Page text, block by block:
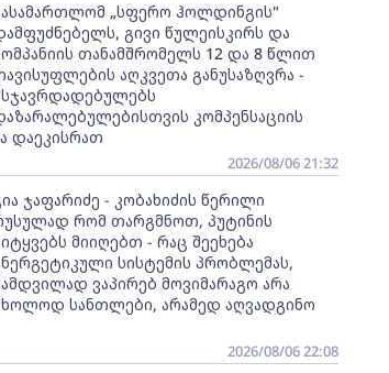
„სფერო ჰოლდინგის"
გივი წულეისკირს და
თანამშრომელს 12 და 8 წლით
აღკვეთა განუსაზღვრა -
კომპენსაციის
დაეკისრათ
2026/08/06 21:32
ჯაფარიძე - კობახიძის წერილი
რომ თარგმნოთ, პუტინის
მიიღებთ - რაც შეეხება
სისტემის პრობლემას,
ვაპირებ მოვიმარაგო არა
სანთლები, არამედ აღვადგინო
2026/08/06 22:08